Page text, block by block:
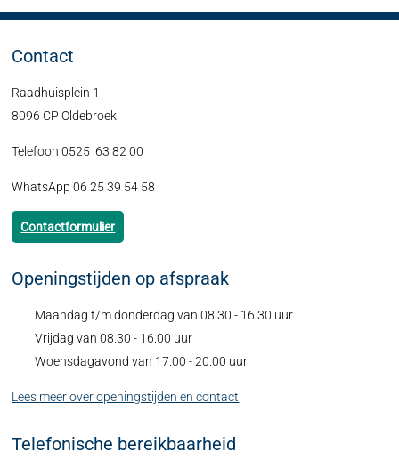
Contact
Raadhuisplein 1
8096 CP Oldebroek
Telefoon 0525 63 82 00
WhatsApp 06 25 39 54 58
Contactformulier
Openingstijden op afspraak
Maandag t/m donderdag van 08.30 - 16.30 uur
Vrijdag van 08.30 - 16.00 uur
Woensdagavond van 17.00 - 20.00 uur
Lees meer over openingstijden en contact
Telefonische bereikbaarheid